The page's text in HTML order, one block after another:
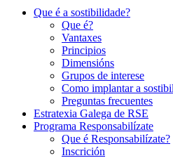
Que é a sostibilidade?
Que é?
Vantaxes
Principios
Dimensións
Grupos de interese
Como implantar a
Preguntas frecuentes
Estratexia Galega de RSE
Programa Responsabilízate
Que é Responsabilízate?
Inscrición